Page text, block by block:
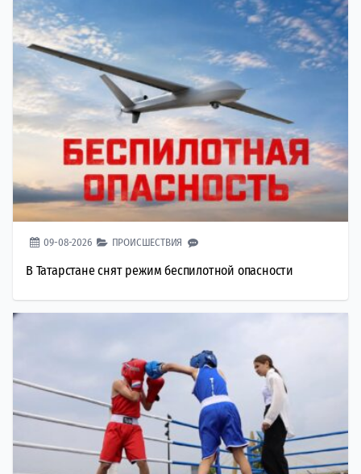
09-08-2026 ПРОИСШЕСТВИЯ
В Татарстане снят режим беспилотной опасности